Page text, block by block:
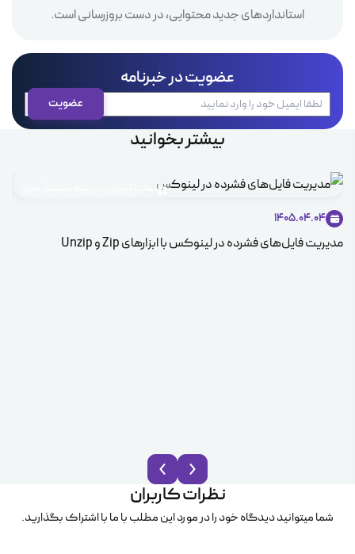
استانداردهای جدید محتوایی، در دست بروزرسانی است.
عضویت در خبرنامه
بیشتر بخوانید
مطالب آموزشی در زمینه سیستم عامل
1405.04.04
مدیریت فایل‌های فشرده در لینوکس با ابزارهای Zip و Unzip
نظرات کاربران
شما میتوانید دیدگاه خود را در مورد این مطلب با ما با اشتراک بگذارید.